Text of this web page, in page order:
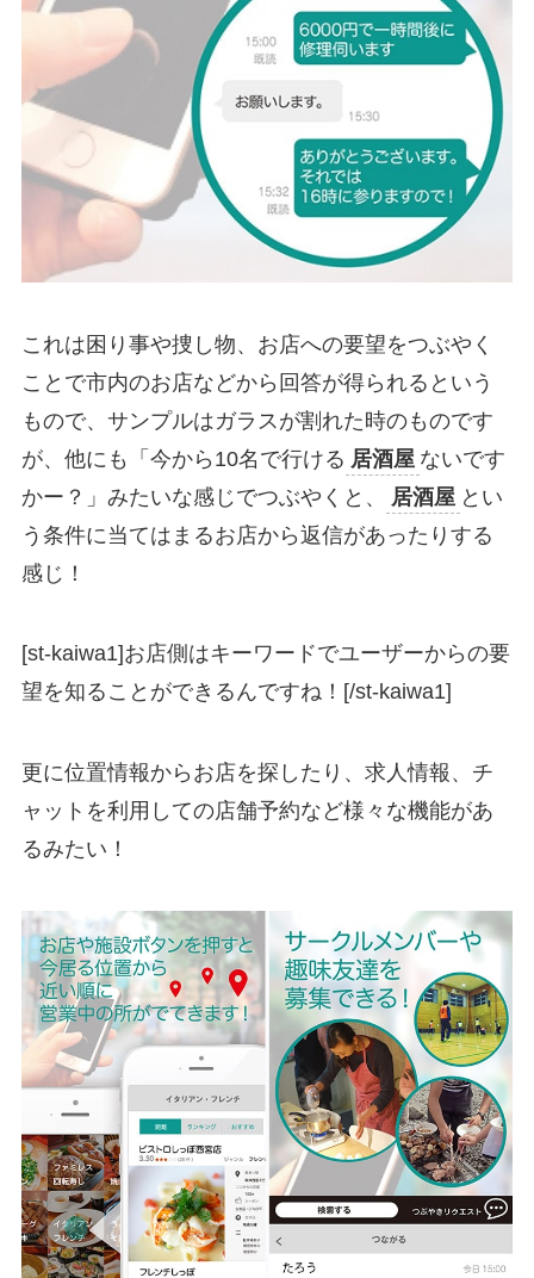
これは困り事や捜し物、お店への要望をつぶやく
ことで市内のお店などから回答が得られるという
もので、サンプルはガラスが割れた時のものです
が、他にも「今から10名で行ける 居酒屋 ないです
かー？」みたいな感じでつぶやくと、
居酒屋 とい
う条件に当てはまるお店から返信があったりする
感じ！
[st-kaiwa1]お店側はキーワードでユーザーからの要
望を知ることができるんですね！[/st-kaiwa1]
更に位置情報からお店を探したり、求人情報、チ
ャットを利用しての店舗予約など様々な機能があ
るみたい！